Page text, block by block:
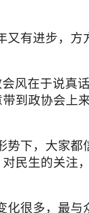
有进步，方
风在于说真
到政协会上
下，大家都
民生的关注
很多，最与